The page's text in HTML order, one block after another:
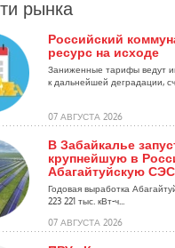
рынка
Российский
ресурс на исходе
Заниженные тарифы ведут
к дальнейшей деградации,
07 АВГУСТА 2026
В Забайкалье
крупнейшую в
Абагайтуйскую СЭС
Годовая выработка
223 221 тыс. кВт-ч...
07 АВГУСТА 2026